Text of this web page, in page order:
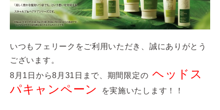
いつもフェリークをご利用いただき、誠にありがとう
ございます。
8月1日から8月31日まで、期間限定の ヘッドス
パキャンペーン
を実施いたします！！